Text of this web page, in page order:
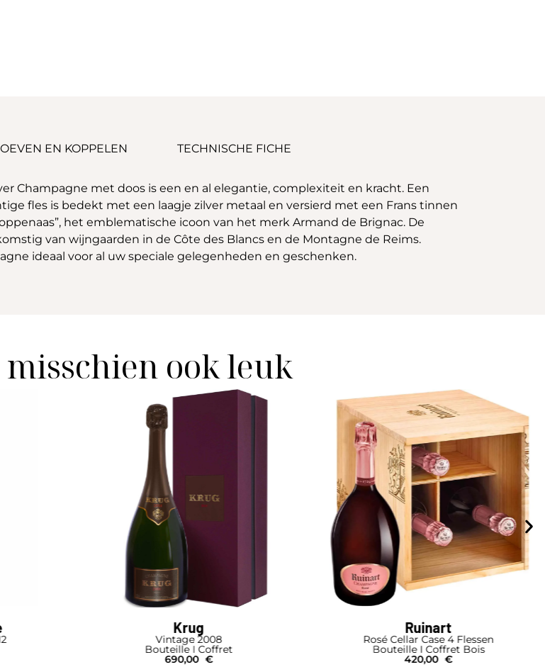
EN KOPPELEN TECHNISCHE FICHE
Champagne met doos is een en al elegantie, complexiteit en kracht. Een
fles is bedekt met een laagje zilver metaal en versierd met een Frans tinnen
het emblematische icoon van het merk Armand de Brignac. De
van wijngaarden in de Côte des Blancs en de Montagne de Reims.
ideaal voor al uw speciale gelegenheden en geschenken.
ook leuk
Ruinart
Rosé Cellar Case 4 Flessen
Bouteille I Coffret Bois
420,00 €
Ruinart
R
Bouteille
59,00 €